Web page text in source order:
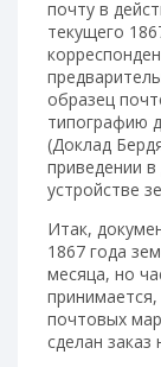
почту в
текущего
образец
типографию
(Доклад
приведении
устройстве
Итак,
1867 года
месяца, но
почтовых
сделан заказ